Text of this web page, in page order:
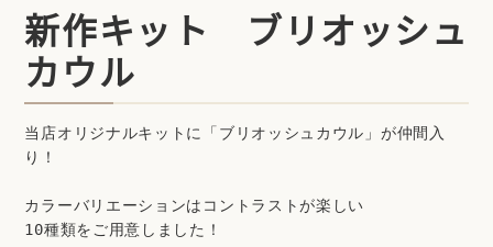
新作キット ブリオッシュ
カウル
当店オリジナルキットに「ブリオッシュカウル」が仲間入
り！
カラーバリエーションはコントラストが楽しい
10種類をご用意しました！